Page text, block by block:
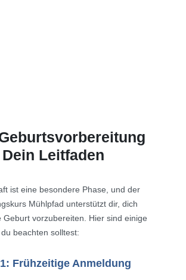
Leitfaden
ist eine besondere Phase, und der
Mühlpfad unterstützt dir, dich
Geburt vorzubereiten. Hier sind einige
beachten solltest:
Frühzeitige Anmeldung